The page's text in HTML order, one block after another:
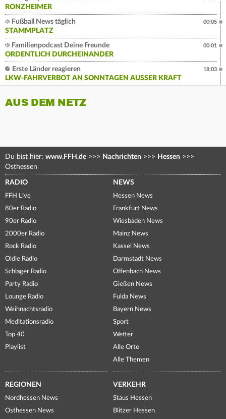
RONZHEIMER
Fußball News täglich
STAMMPLATZ
00:05
Familienpodcast Deine Freunde
ORDENTLICH DURCHEINANDER
00:01
Erste Länder reagieren
LKW-FAHRVERBOT AN SONNTAGEN AUSSER KRAFT
18:03
AUS DEM NETZ
Du bist hier: www.FFH.de >>> Nachrichten >>> Hessen >>>
Osthessen
RADIO
FFH Live
80er Radio
90er Radio
2000er Radio
Rock Radio
Oldie Radio
Schlager Radio
Party Radio
Lounge Radio
Weihnachtsradio
Meditationsradio
Top 40
Playlist
NEWS
Hessen News
Frankfurt News
Wiesbaden News
Mainz News
Kassel News
Darmstadt News
Offenbach News
Gießen News
Fulda News
Bayern News
Sport
Wetter
Alle Orte
Alle Themen
REGIONEN
Nordhessen News
Osthessen News
VERKEHR
Staus Hessen
Blitzer Hessen